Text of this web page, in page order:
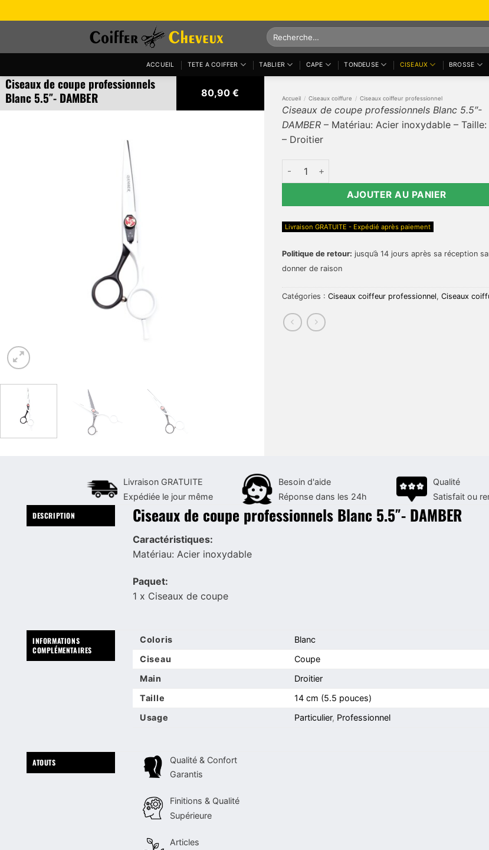
au
Recherche
pour :
ACCUEIL TETE A COIFFER TABLIER CAPE TONDEUSE CISEAUX BROSSE
Ciseaux de coupe professionnels
Blanc 5.5″- DAMBER
80,90€ Accueil / Ciseaux coiffure / Ciseaux coiffeur professionnel
Ciseaux de coupe professionnels Blanc 5.5″-
DAMBER – Matériau: Acier inoxydable – Taille:
– Droitier
quantité de Ciseaux de coupe professionnels
AJOUTER AU PANIER
Livraison GRATUITE - Expédié après paiement
Politique de retour: jusqu’à 14 jours après sa réception
donner de raison
Catégories : Ciseaux coiffeur professionnel, Ciseaux
Livraison GRATUITE
Expédiée le jour même
Besoin d'aide
Réponse dans les 24h
Qualité
Satisfait ou
DESCRIPTION
Ciseaux de coupe professionnels Blanc 5.5″- DAMBER
Caractéristiques:
Matériau: Acier inoxydable
Paquet:
1 x Ciseaux de coupe
INFORMATIONS
COMPLÉMENTAIRES
Coloris
Blanc
Ciseau
Coupe
Main
Droitier
Taille
14 cm (5.5 pouces)
Usage
Particulier, Professionnel
ATOUTS
Qualité & Confort
Garantis
Finitions & Qualité
Supérieure
Articles